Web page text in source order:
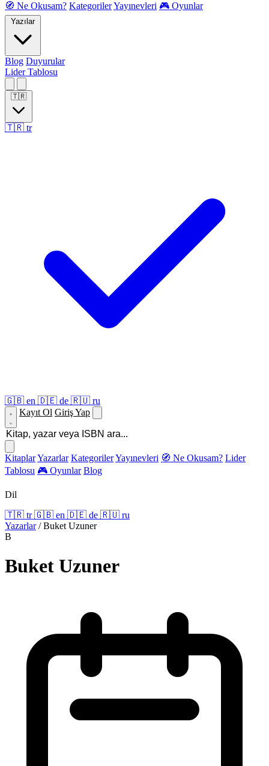
🧭 Ne Okusam? KategorilerYayınevleri 🎮 Oyunlar
Yazılar
Blog Duyurular
Lider Tablosu
🇹🇷
🇹🇷 tr
🇬🇧 en 🇩🇪 de 🇷🇺 ru
Kayıt Ol Giriş Yap
KitaplarYazarlar KategorilerYayınevleri 🧭 Ne Okusam? Lider
Tablosu 🎮 Oyunlar Blog
Dil
🇹🇷 tr 🇬🇧 en 🇩🇪 de 🇷🇺 ru
Yazarlar / Buket Uzuner
B
Buket Uzuner